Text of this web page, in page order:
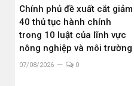
Chính phủ đề xuất cắt giảm
40 thủ tục hành chính
trong 10 luật của lĩnh vực
nông nghiệp và môi trường
07/08/2026 0